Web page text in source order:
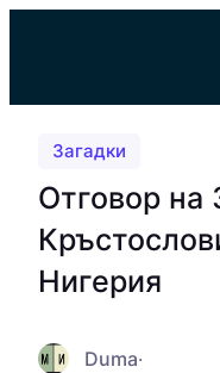
Загадки
Отговор на
Нигерия
Duma·